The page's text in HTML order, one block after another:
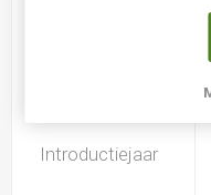
Introductiejaar